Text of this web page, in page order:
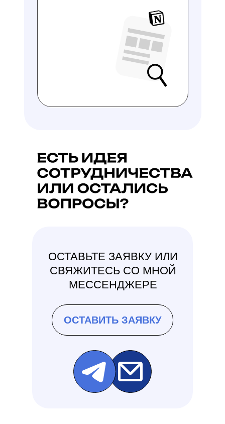
ОСТАВЬТЕ ЗАЯВКУ ИЛИ
СВЯЖИТЕСЬ СО МНОЙ
МЕССЕНДЖЕРЕ
ОСТАВИТЬ ЗАЯВКУ